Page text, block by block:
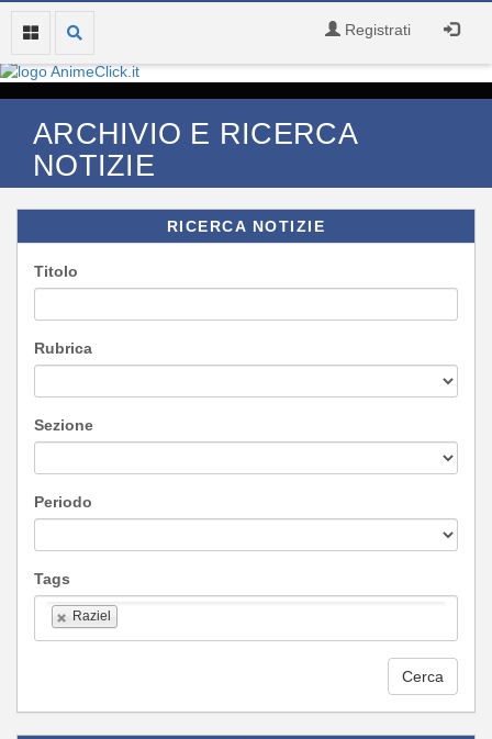
Registrati
ARCHIVIO E RICERCA
NOTIZIE
RICERCA NOTIZIE
Titolo
Rubrica
Sezione
Periodo
Tags
Raziel
Cerca